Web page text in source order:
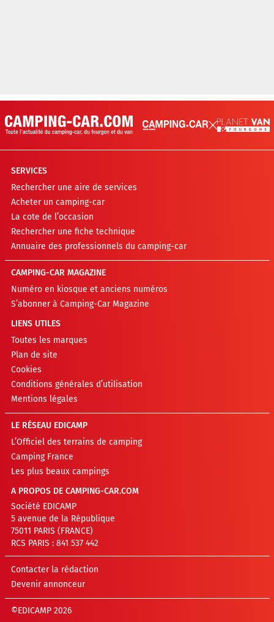
SERVICES
Rechercher une aire de services
Acheter un camping-car
La cote de l’occasion
Rechercher une fiche technique
Annuaire des professionnels du camping-car
CAMPING-CAR MAGAZINE
Numéro en kiosque et anciens numéros
S’abonner à Camping-Car Magazine
LIENS UTILES
Toutes les marques
Plan de site
Cookies
Conditions générales d’utilisation
Mentions légales
LE RÉSEAU EDICAMP
L’Officiel des terrains de camping
Camping France
Les plus beaux campings
A PROPOS DE CAMPING-CAR.COM
Société EDICAMP
5 avenue de la République
75011 PARIS (FRANCE)
RCS PARIS : 841 537 442
Contacter la rédaction
Devenir annonceur
©EDICAMP 2026